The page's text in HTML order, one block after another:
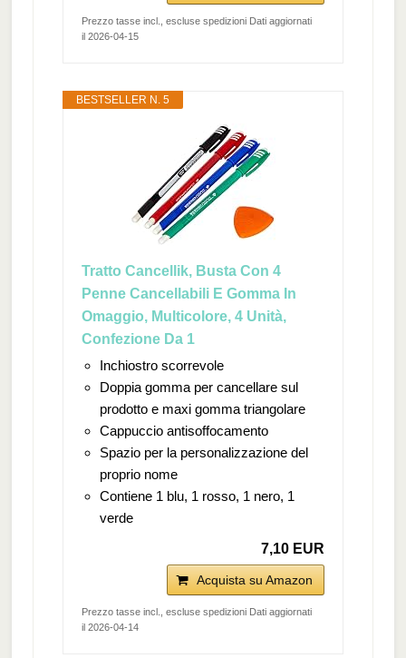
Prezzo tasse incl., escluse spedizioni Dati aggiornati
il 2026-04-15
BESTSELLER N. 5
Tratto Cancellik, Busta Con 4
Penne Cancellabili E Gomma In
Omaggio, Multicolore, 4 Unità,
Confezione Da 1
Inchiostro scorrevole
Doppia gomma per cancellare sul
prodotto e maxi gomma triangolare
Cappuccio antisoffocamento
Spazio per la personalizzazione del
proprio nome
Contiene 1 blu, 1 rosso, 1 nero, 1
verde
7,10 EUR
Acquista su Amazon
Prezzo tasse incl., escluse spedizioni Dati aggiornati
il 2026-04-14